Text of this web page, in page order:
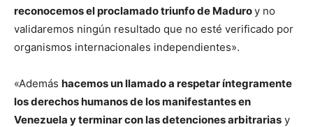
reconocemos el proclamado triunfo de Maduroy no
validaremos ningún resultado que no esté verificado por
organismos internacionales independientes».
«Además hacemos un llamado a respetar íntegramente
los derechos humanos de los manifestantes en
Venezuela y terminar con las detenciones arbitrarias y